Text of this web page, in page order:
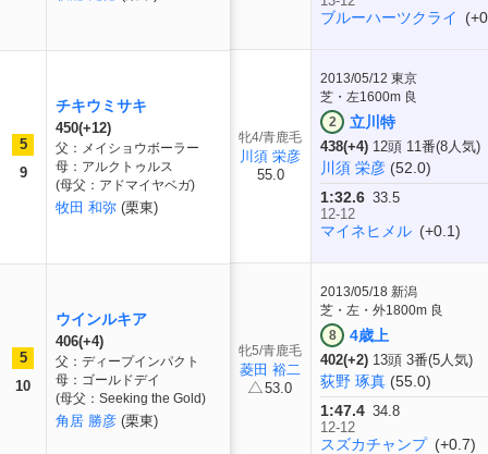
5
9
チキウミサキ
450(+12)
父：メイショウボーラー
母：アルクトゥルス
(母父：アドマイヤベガ)
牧田 和弥 (栗東)
5
10
ウインルキア
406(+4)
父：ディープインパクト
母：ゴールドデイ
(母父：Seeking the Gold)
角居 勝彦 (栗東)
ブルーハーツクライ
牝4/青鹿毛
川須 栄彦
55.0
2013/05/12 東京
芝・左1600m 良
2
立川特
438(+4) 12頭 11番(8人気)
川須 栄彦 (52.0)
1:32.6 33.5
12-12
マイネヒメル (+0.1)
牝5/青鹿毛
菱田 裕二
53.0
2013/05/18 新潟
芝・左・外1800m 良
8
4歳上
402(+2) 13頭 3番(5人気)
荻野 琢真 (55.0)
1:47.4 34.8
12-12
スズカチャンプ (+0.7)